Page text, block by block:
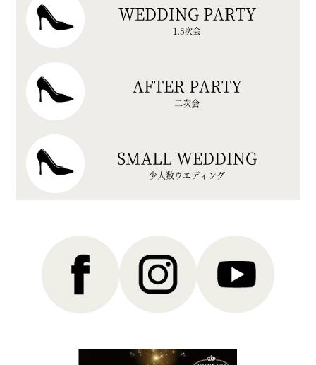
WEDDING PARTY
1.5次会
AFTER PARTY
二次会
SMALL WEDDING
少人数ウエディング